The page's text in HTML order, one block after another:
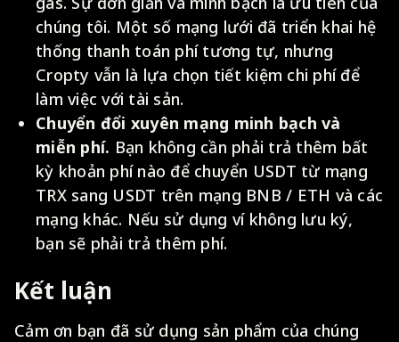
chúng tôi. Một số mạng lưới đã triển khai hệ
thống thanh toán phí tương tự, nhưng
Cropty vẫn là lựa chọn tiết kiệm chi phí để
làm việc với tài sản.
Chuyển đổi xuyên mạng minh bạch và
miễn phí. Bạn không cần phải trả thêm bất
kỳ khoản phí nào để chuyển USDT từ mạng
TRX sang USDT trên mạng BNB / ETH và các
mạng khác. Nếu sử dụng ví không lưu ký,
bạn sẽ phải trả thêm phí.
Kết luận
Cảm ơn bạn đã sử dụng sản phẩm của chúng